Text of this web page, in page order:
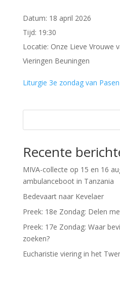
Datum: 18 april 2026
Tijd: 19:30
Locatie: Onze Lieve Vrouwe
Vieringen Beuningen
Liturgie 3e zondag van Pasen
Recente
MIVA-collecte op 15 en 16
ambulanceboot in Tanzania
Bedevaart naar Kevelaer
Preek: 18e Zondag: Delen
Preek: 17e Zondag: Waar
zoeken?
Eucharistie viering in het